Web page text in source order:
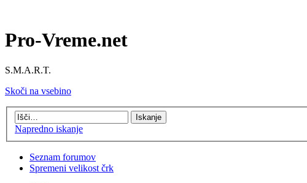
Pro-Vreme.net
S.M.A.R.T.
Skoči na vsebino
Napredno iskanje
Seznam forumov
Spremeni velikost črk